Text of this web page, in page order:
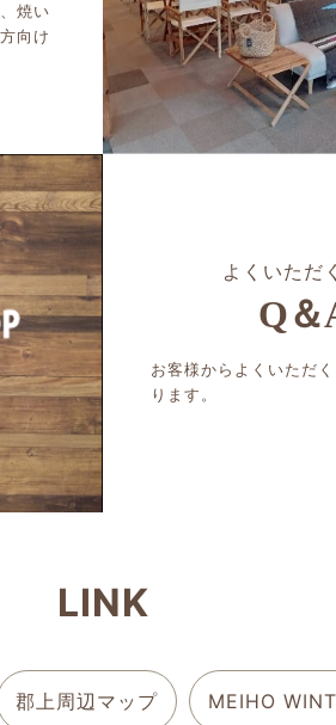
焼い
向け
よくいただ
Q＆
お客様からよくいただ
ります。
LINK
郡上周辺マップ MEIHO